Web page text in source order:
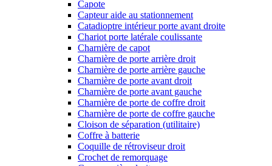
Capote
Capteur aide au stationnement
Catadioptre intérieur porte avant droite
Chariot porte latérale coulissante
Charnière de capot
Charnière de porte arrière droit
Charnière de porte arrière gauche
Charnière de porte avant droit
Charnière de porte avant gauche
Charnière de porte de coffre droit
Charnière de porte de coffre gauche
Cloison de séparation (utilitaire)
Coffre à batterie
Coquille de rétroviseur droit
Crochet de remorquage